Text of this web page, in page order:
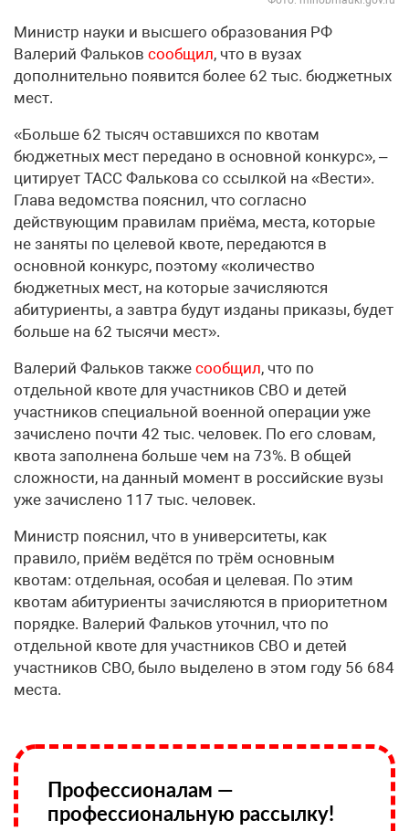
Министр науки и высшего образования РФ
Валерий Фальков сообщил, что в вузах
дополнительно появится более 62 тыс. бюджетных
мест.
«Больше 62 тысяч оставшихся по квотам
бюджетных мест передано в основной конкурс», –
цитирует ТАСС Фалькова со ссылкой на «Вести».
Глава ведомства пояснил, что согласно
действующим правилам приёма, места, которые
не заняты по целевой квоте, передаются в
основной конкурс, поэтому «количество
бюджетных мест, на которые зачисляются
абитуриенты, а завтра будут изданы приказы, будет
больше на 62 тысячи мест».
Валерий Фальков также сообщил, что по
отдельной квоте для участников СВО и детей
участников специальной военной операции уже
зачислено почти 42 тыс. человек. По его словам,
квота заполнена больше чем на 73%. В общей
сложности, на данный момент в российские вузы
уже зачислено 117 тыс. человек.
Министр пояснил, что в университеты, как
правило, приём ведётся по трём основным
квотам: отдельная, особая и целевая. По этим
квотам абитуриенты зачисляются в приоритетном
порядке. Валерий Фальков уточнил, что по
отдельной квоте для участников СВО и детей
участников СВО, было выделено в этом году 56 684
места.
Профессионалам —
профессиональную рассылку!